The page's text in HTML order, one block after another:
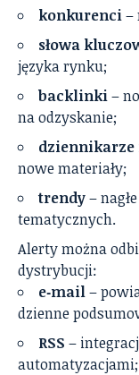
konkurenci–
słowa
języka rynku;
backlinki–
na odzyskanie;
nowe materiały;
trendy–
tematycznych.
Alerty można
dystrybucji:
e‑mail–
dzienne
RSS –
automatyzacjami;